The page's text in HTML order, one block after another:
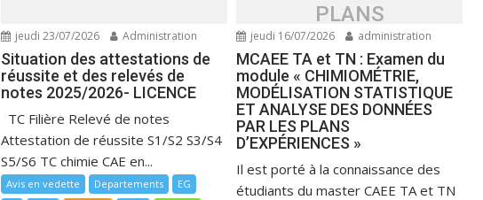
jeudi 23/07/2026 Administration
Situation des attestations de
réussite et des relevés de
notes 2025/2026- LICENCE
TC Filière Relevé de notes
Attestation de réussite S1/S2 S3/S4
S5/S6 TC chimie CAE en...
Avis en vedette Departements
EG
PLANS
D’EXPÉRIENCES »
jeudi 16/07/2026 administration
MCAEE TA et TN : Examen du
module « CHIMIOMÉTRIE,
MODÉLISATION STATISTIQUE
ET ANALYSE DES DONNÉES
PAR LES PLANS
D’EXPÉRIENCES »
Il est porté à la connaissance des
étudiants du master CAEE TA et TN